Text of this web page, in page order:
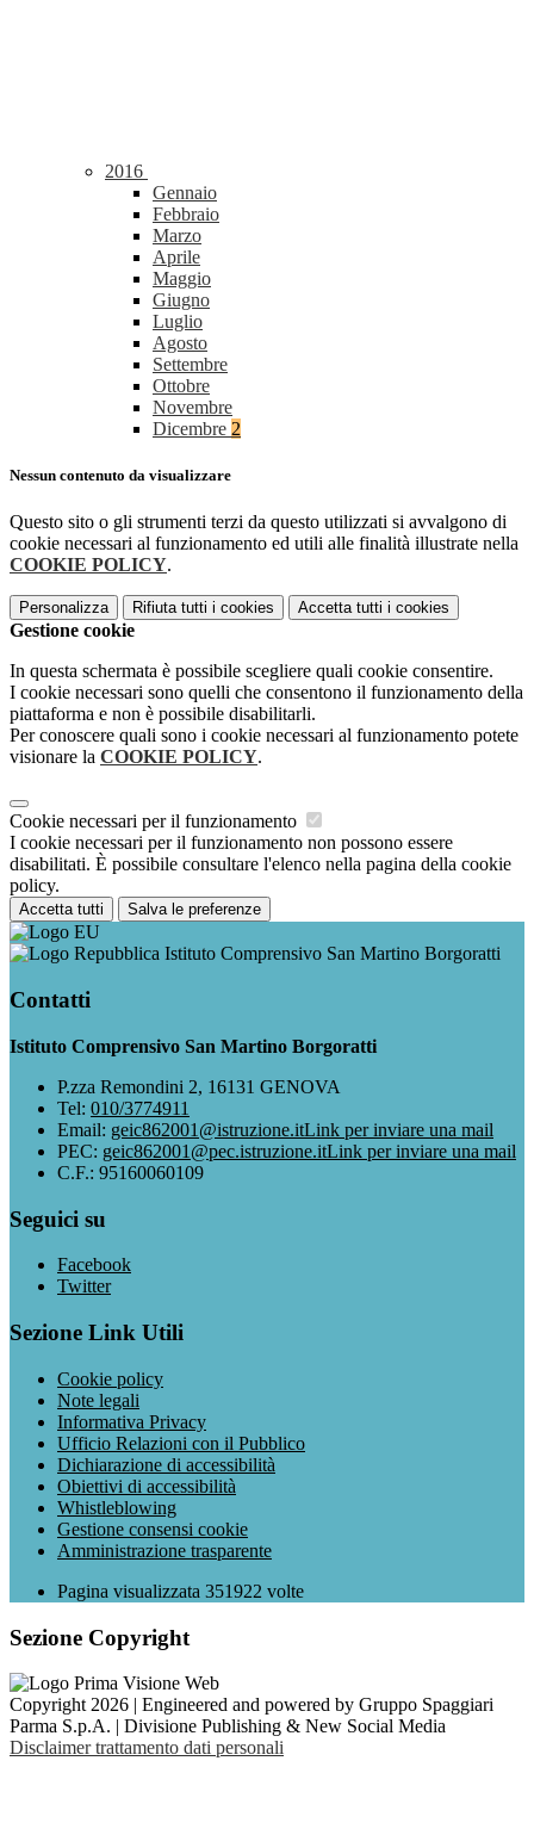
2016
Gennaio
Febbraio
Marzo
Aprile
Maggio
Giugno
Luglio
Agosto
Settembre
Ottobre
Novembre
Dicembre 2
Nessun contenuto da visualizzare
Questo sito o gli strumenti terzi da questo utilizzati si avvalgono di
cookie necessari al funzionamento ed utili alle finalità illustrate nella
COOKIE POLICY.
Personalizza Rifiuta tutti i cookies Accetta tutti i cookies
Gestione cookie
In questa schermata è possibile scegliere quali cookie consentire.
I cookie necessari sono quelli che consentono il funzionamento della
piattaforma e non è possibile disabilitarli.
Per conoscere quali sono i cookie necessari al funzionamento potete
visionare la COOKIE POLICY.
Cookie necessari per il funzionamento
I cookie necessari per il funzionamento non possono essere
disabilitati. È possibile consultare l'elenco nella pagina della cookie
policy.
Accetta tutti Salva le preferenze
Istituto Comprensivo San Martino Borgoratti
Contatti
Istituto Comprensivo San Martino Borgoratti
P.zza Remondini 2, 16131 GENOVA
Tel: 010/3774911
Email: geic862001@istruzione.itLink per inviare una mail
PEC: geic862001@pec.istruzione.itLink per inviare una mail
C.F.: 95160060109
Seguici su
Facebook
Twitter
Sezione Link Utili
Cookie policy
Note legali
Informativa Privacy
Ufficio Relazioni con il Pubblico
Dichiarazione di accessibilità
Obiettivi di accessibilità
Whistleblowing
Gestione consensi cookie
Amministrazione trasparente
Pagina visualizzata 351922 volte
Sezione Copyright
Copyright 2026 | Engineered and powered by Gruppo Spaggiari
Parma S.p.A. | Divisione Publishing & New Social Media
Disclaimer trattamento dati personali